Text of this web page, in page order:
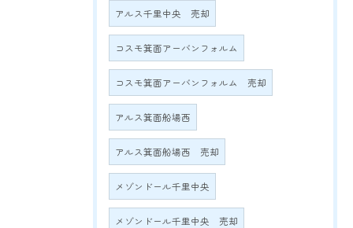
アルス千里中央 売却
コスモ箕面アーバンフォルム
コスモ箕面アーバンフォルム 売却
アルス箕面船場西
アルス箕面船場西 売却
メゾンドール千里中央
メゾンドール千里中央 売却